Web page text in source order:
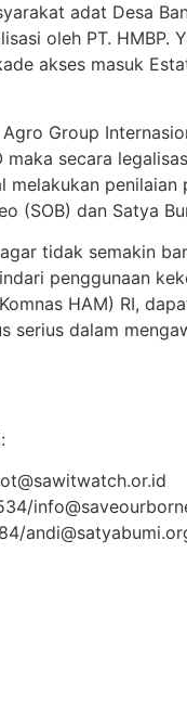
adat Desa
oleh PT.
akses masuk
Group
secara
(SOB) dan Satya
tidak semakin
penggunaan
HAM) RI,
serius dalam